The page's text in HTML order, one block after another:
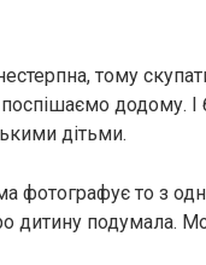
тому
додому. І
дітьми.
фотографує то з
дитину подумала.